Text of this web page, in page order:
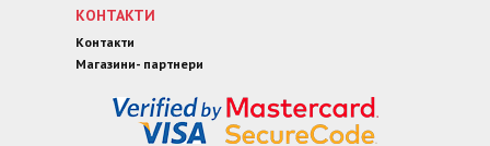
КОНТАКТИ
Контакти
Магазини- партнери